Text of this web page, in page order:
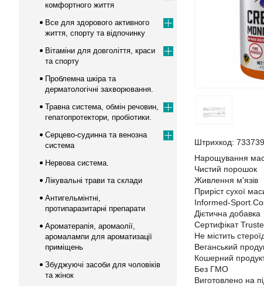
Штрихкод:
Нарощування
Чистий порошок
Живлення м'язів
Приріст сухої
Informed-
Дієтична добавка
Сертифікат
Не містить
Веганський
Кошерний
Без ГМО
Виготовлено на
комфортного життя
Все для здорового активного
життя, спорту та відпочинку
Вітаміни для довголіття, краси
та спорту
Проблемна шкіра та
дерматологічні захворювання.
Травна система, обмін речовин,
гепатопротектори, пробіотики.
Серцево-судинна та венозна
система
Нервова система.
Лікувальні трави та склади
Антигельмінтні,
протипаразитарні препарати
Ароматерапія, аромаолії,
аромалампи для ароматизації
приміщень
Збуджуючі засоби для чоловіків
та жінок